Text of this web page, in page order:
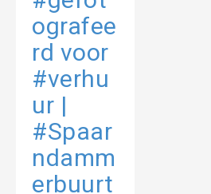
ografee
rd voor
#verhu
ur |
#Spaar
ndamm
erbuurt